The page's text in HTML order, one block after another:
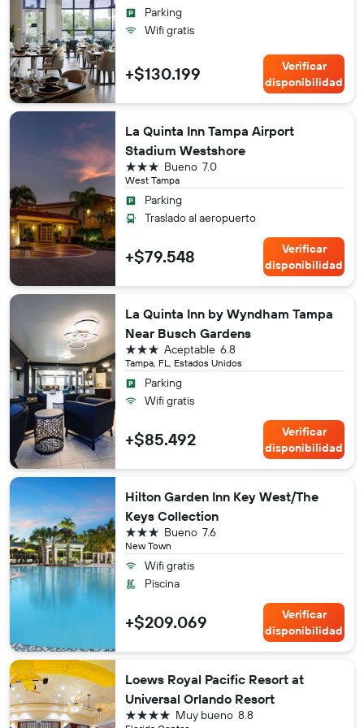
Parking
Wifi gratis
+$130.199
Verificar
disponibilidad
La Quinta Inn Tampa Airport
Stadium Westshore
West Tampa
7.0
Bueno
3 estrellas
Parking
Traslado al aeropuerto
+$79.548
Verificar
disponibilidad
La Quinta Inn by Wyndham Tampa
Near Busch Gardens
Tampa, FL, Estados Unidos
6.8
Aceptable
3 estrellas
Parking
Wifi gratis
+$85.492
Verificar
disponibilidad
Hilton Garden Inn Key West/The
Keys Collection
New Town
7.6
Bueno
3 estrellas
Wifi gratis
Piscina
+$209.069
Verificar
disponibilidad
Loews Royal Pacific Resort at
Universal Orlando Resort
8.8
Muy bueno
4 estrellas